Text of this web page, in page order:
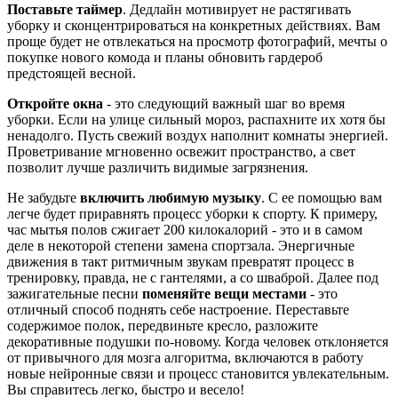
Поставьте таймер. Дедлайн мотивирует не растягивать
уборку и сконцентрироваться на конкретных действиях. Вам
проще будет не отвлекаться на просмотр фотографий, мечты о
покупке нового комода и планы обновить гардероб
предстоящей весной.
Откройте окна - это следующий важный шаг во время
уборки. Если на улице сильный мороз, распахните их хотя бы
ненадолго. Пусть свежий воздух наполнит комнаты энергией.
Проветривание мгновенно освежит пространство, а свет
позволит лучше различить видимые загрязнения.
Не забудьте включить любимую музыку. С ее помощью вам
легче будет приравнять процесс уборки к спорту. К примеру,
час мытья полов сжигает 200 килокалорий - это и в самом
деле в некоторой степени замена спортзала. Энергичные
движения в такт ритмичным звукам превратят процесс в
тренировку, правда, не с гантелями, а со шваброй. Далее под
зажигательные песни поменяйте вещи местами - это
отличный способ поднять себе настроение. Переставьте
содержимое полок, передвиньте кресло, разложите
декоративные подушки по-новому. Когда человек отклоняется
от привычного для мозга алгоритма, включаются в работу
новые нейронные связи и процесс становится увлекательным.
Вы справитесь легко, быстро и весело!